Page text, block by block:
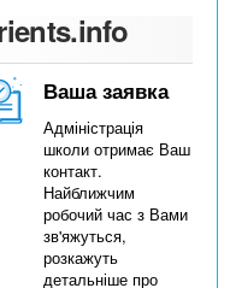
Ваша заявка
Адміністрація
школи отримає Ваш
контакт.
Найближчим
робочий час з Вами
зв'яжуться,
розкажуть
детальніше про